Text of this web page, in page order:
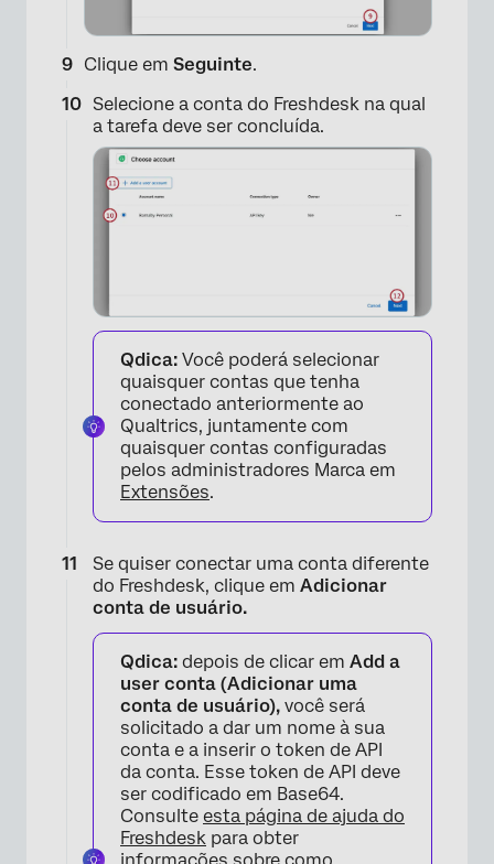
×
Clique em Seguinte.
Selecione a conta do Freshdesk na qual
a tarefa deve ser concluída.
Qdica: Você poderá selecionar
quaisquer contas que tenha
conectado anteriormente ao
Qualtrics, juntamente com
quaisquer contas configuradas
pelos administradores Marca em
Extensões.
Se quiser conectar uma conta diferente
do Freshdesk, clique em Adicionar
conta de usuário.
Qdica: depois de clicar em Add a
user conta (Adicionar uma
conta de usuário), você será
solicitado a dar um nome à sua
conta e a inserir o token de API
da conta. Esse token de API deve
ser codificado em Base64.
Consulte esta página de ajuda do
Freshdesk para obter
informações sobre como